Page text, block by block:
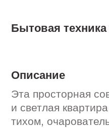
Бытовая техника
Описание
Эта просторная
и светлая
тихом,